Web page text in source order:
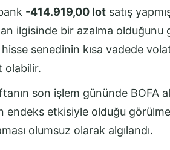
-414.919,00 lot satış
ilgisinde bir azalma olduğunu
hisse senedinin kısa vadede
olabilir.
son işlem gününde BOFA
endeks etkisiyle olduğu
olumsuz olarak algılandı.